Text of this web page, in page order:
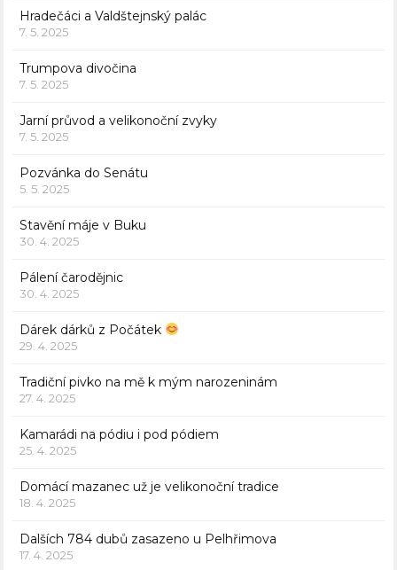
Hradečáci a Valdštejnský palác
7. 5. 2025
Trumpova divočina
7. 5. 2025
Jarní průvod a velikonoční zvyky
7. 5. 2025
Pozvánka do Senátu
5. 5. 2025
Stavění máje v Buku
30. 4. 2025
Pálení čarodějnic
30. 4. 2025
Dárek dárků z Počátek
29. 4. 2025
Tradiční pivko na mě k mým narozeninám
27. 4. 2025
Kamarádi na pódiu i pod pódiem
25. 4. 2025
Domácí mazanec už je velikonoční tradice
18. 4. 2025
Dalších 784 dubů zasazeno u Pelhřimova
17. 4. 2025